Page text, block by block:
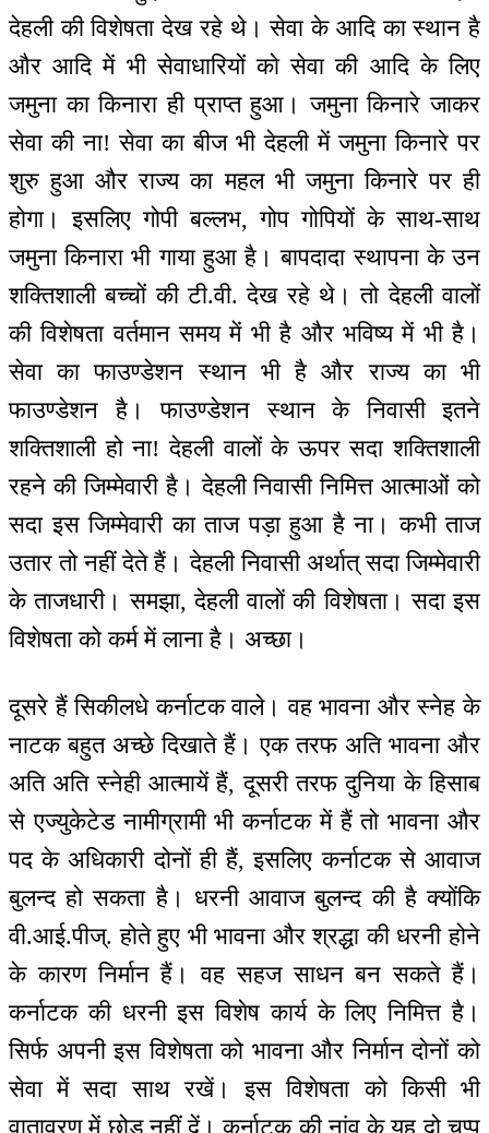
देहली की विशेषता देख रहे थे। सेवा के आदि का स्थान है
और आदि में भी सेवाधारियों को सेवा की आदि के लिए
जमुना का किनारा ही प्राप्त हुआ। जमुना किनारे जाकर
सेवा की ना! सेवा का बीज भी देहली में जमुना किनारे पर
शुरु हुआ और राज्य का महल भी जमुना किनारे पर ही
होगा। इसलिए गोपी बल्लभ, गोप गोपियों के साथ-साथ
जमुना किनारा भी गाया हुआ है। बापदादा स्थापना के उन
शक्तिशाली बच्चों की टी.वी. देख रहे थे। तो देहली वालों
की विशेषता वर्तमान समय में भी है और भविष्य में भी है।
सेवा का फाउण्डेशन स्थान भी है और राज्य का भी
फाउण्डेशन है। फाउण्डेशन स्थान के निवासी इतने
शक्तिशाली हो ना! देहली वालों के ऊपर सदा शक्तिशाली
रहने की जिम्मेवारी है। देहली निवासी निमित्त आत्माओं को
सदा इस जिम्मेवारी का ताज पड़ा हुआ है ना। कभी ताज
उतार तो नहीं देते हैं। देहली निवासी अर्थात् सदा जिम्मेवारी
के ताजधारी। समझा, देहली वालों की विशेषता। सदा इस
विशेषता को कर्म में लाना है। अच्छा।
दूसरे हैं सिकीलधे कर्नाटक वाले। वह भावना और स्नेह के
नाटक बहुत अच्छे दिखाते हैं। एक तरफ अति भावना और
अति अति स्नेही आत्मायें हैं, दूसरी तरफ दुनिया के हिसाब
से एज्युकेटेड नामीग्रामी भी कर्नाटक में हैं तो भावना और
पद के अधिकारी दोनों ही हैं, इसलिए कर्नाटक से आवाज
बुलन्द हो सकता है। धरनी आवाज बुलन्द की है क्योंकि
वी.आई.पीज्. होते हुए भी भावना और श्रद्धा की धरनी होने
के कारण निर्मान हैं। वह सहज साधन बन सकते हैं।
कर्नाटक की धरनी इस विशेष कार्य के लिए निमित्त है।
सिर्फ अपनी इस विशेषता को भावना और निर्मान दोनों को
सेवा में सदा साथ रखें। इस विशेषता को किसी भी
वातावरण में छोड़ नहीं दें। कर्नाटक की नांव के यह दो चप्पू